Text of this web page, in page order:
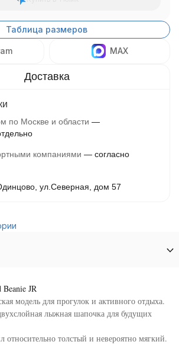
Таблица размеров
MAX
по Москве и области
компаниями
согласно
ул.Северная, дом 57
JR
модель для прогулок и активного отдыха.
лыжная шапочка для будущих
относительно толстый и невероятно мягкий.